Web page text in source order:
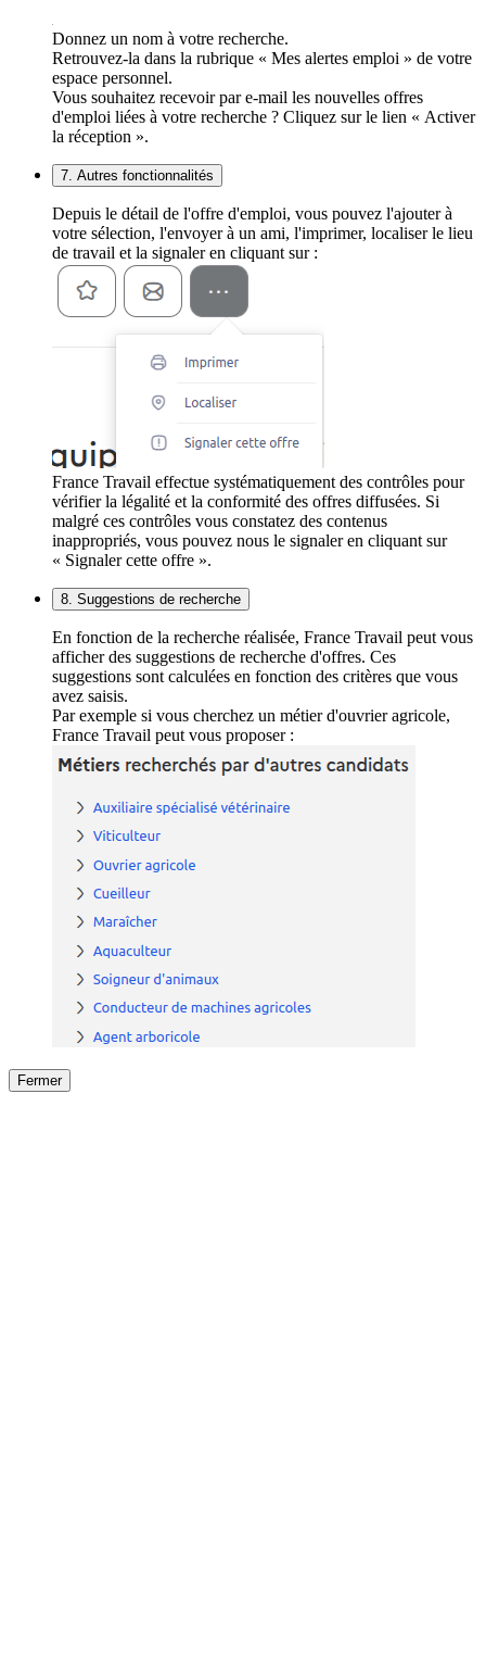
Donnez un nom à votre recherche.
Retrouvez-la dans la rubrique « Mes alertes emploi » de votre
espace personnel.
Vous souhaitez recevoir par e-mail les nouvelles offres
d'emploi liées à votre recherche ? Cliquez sur le lien « Activer
la réception ».
7. Autres fonctionnalités
Depuis le détail de l'offre d'emploi, vous pouvez l'ajouter à
votre sélection, l'envoyer à un ami, l'imprimer, localiser le lieu
de travail et la signaler en cliquant sur :
France Travail effectue systématiquement des contrôles pour
vérifier la légalité et la conformité des offres diffusées. Si
malgré ces contrôles vous constatez des contenus
inappropriés, vous pouvez nous le signaler en cliquant sur
« Signaler cette offre ».
8. Suggestions de recherche
En fonction de la recherche réalisée, France Travail peut vous
afficher des suggestions de recherche d'offres. Ces
suggestions sont calculées en fonction des critères que vous
avez saisis.
Par exemple si vous cherchez un métier d'ouvrier agricole,
France Travail peut vous proposer :
Fermer